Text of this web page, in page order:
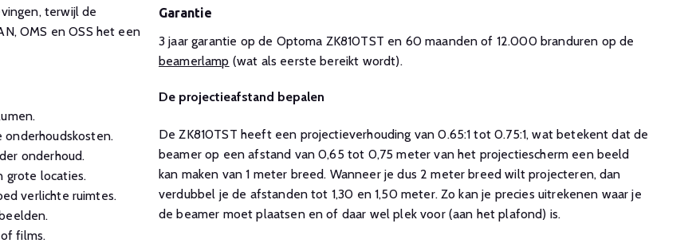
terwijl de
OMS en OSS het een
onderhoud.
grote locaties.
verlichte ruimtes.
films.
Garantie
3 jaar garantie op de Optoma ZK810TST en 60 maanden of 12.000 branduren op de
beamerlamp (wat als eerste bereikt wordt).
De projectieafstand bepalen
De ZK810TST heeft een projectieverhouding van 0.65:1 tot 0.75:1, wat betekent dat de
beamer op een afstand van 0,65 tot 0,75 meter van het projectiescherm een beeld
kan maken van 1 meter breed. Wanneer je dus 2 meter breed wilt projecteren, dan
verdubbel je de afstanden tot 1,30 en 1,50 meter. Zo kan je precies uitrekenen waar je
de beamer moet plaatsen en of daar wel plek voor (aan het plafond) is.